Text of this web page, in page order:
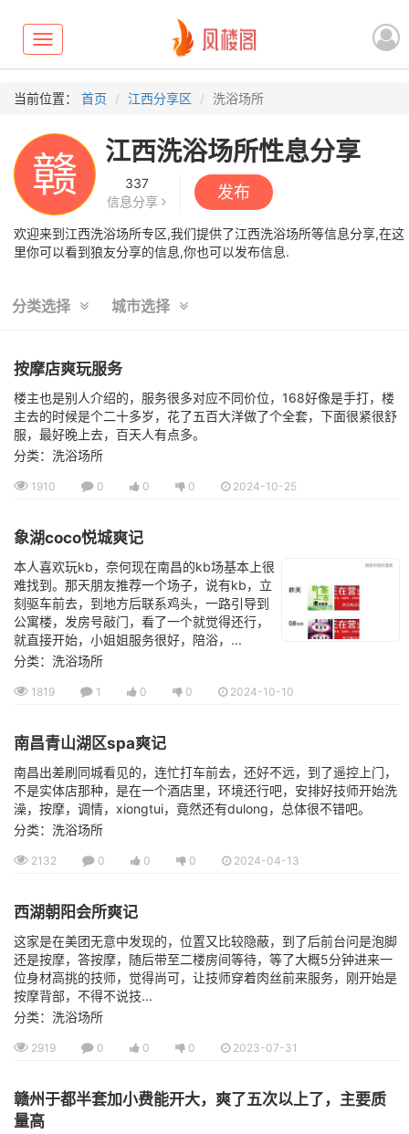
Toggle
navigation
当前位置： 首页 江西分享区 洗浴场所
赣 江西洗浴场所性息分享
337
信息分享
发布
欢迎来到江西洗浴场所专区,我们提供了江西洗浴场所等信息分享,在这
里你可以看到狼友分享的信息,你也可以发布信息.
分类选择 城市选择
按摩店爽玩服务
楼主也是别人介绍的，服务很多对应不同价位，168好像是手打，楼
主去的时候是个二十多岁，花了五百大洋做了个全套，下面很紧很舒
服，最好晚上去，百天人有点多。
分类：洗浴场所
1910 0 0 0 2024-10-25
象湖coco悦城爽记
本人喜欢玩kb，奈何现在南昌的kb场基本上很
难找到。那天朋友推荐一个场子，说有kb，立
刻驱车前去，到地方后联系鸡头，一路引导到
公寓楼，发房号敲门，看了一个就觉得还行，
就直接开始，小姐姐服务很好，陪浴，...
分类：洗浴场所
1819 1 0 0 2024-10-10
南昌青山湖区spa爽记
南昌出差刷同城看见的，连忙打车前去，还好不远，到了遥控上门，
不是实体店那种，是在一个酒店里，环境还行吧，安排好技师开始洗
澡，按摩，调情，xiongtui，竟然还有dulong，总体很不错吧。
分类：洗浴场所
2132 0 0 0 2024-04-13
西湖朝阳会所爽记
这家是在美团无意中发现的，位置又比较隐蔽，到了后前台问是泡脚
还是按摩，答按摩，随后带至二楼房间等待，等了大概5分钟进来一
位身材高挑的技师，觉得尚可，让技师穿着肉丝前来服务，刚开始是
按摩背部，不得不说技...
分类：洗浴场所
2919 0 0 0 2023-07-31
赣州于都半套加小费能开大，爽了五次以上了，主要质
量高